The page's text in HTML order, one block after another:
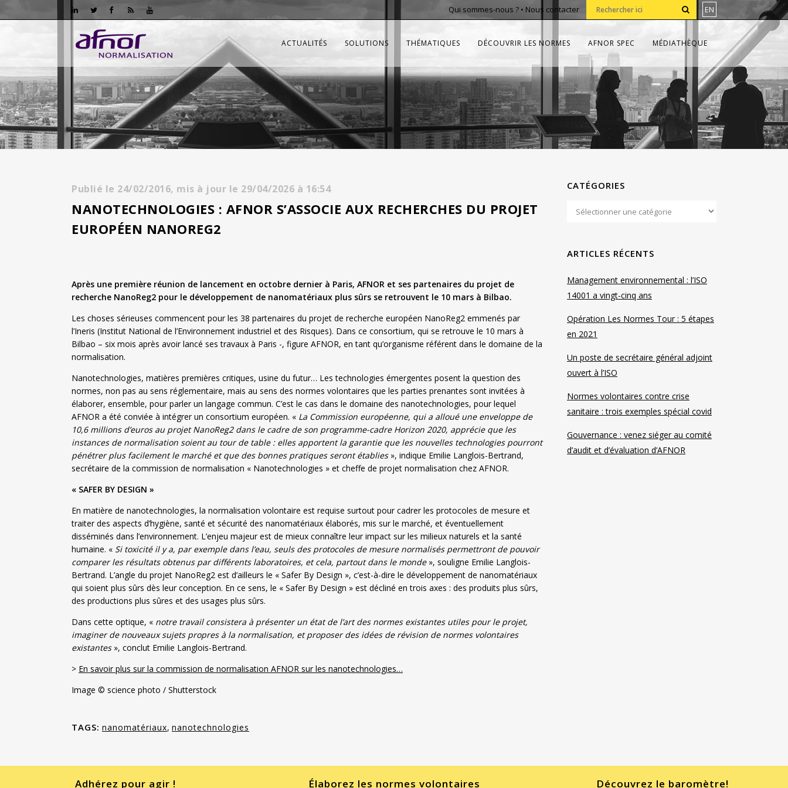
Qui sommes-nous ?• Nous contacter EN
ACTUALITÉS SOLUTIONS THÉMATIQUES DÉCOUVRIR LES NORMES AFNOR SPEC MÉDIATHÈQUE
Publié le 24/02/2016, mis à jour le 29/04/2026 à 16:54
NANOTECHNOLOGIES : AFNOR S’ASSOCIE AUX RECHERCHES DU PROJET
EUROPÉEN NANOREG2
Après une première réunion de lancement en octobre dernier à Paris, AFNOR et ses partenaires du projet de
recherche NanoReg2 pour le développement de nanomatériaux plus sûrs se retrouvent le 10 mars à Bilbao.
Les choses sérieuses commencent pour les 38 partenaires du projet de recherche européen NanoReg2 emmenés par
l’Ineris (Institut National de l’Environnement industriel et des Risques). Dans ce consortium, qui se retrouve le 10 mars à
Bilbao – six mois après avoir lancé ses travaux à Paris -, figure AFNOR, en tant qu’organisme référent dans le domaine de la
normalisation.
Nanotechnologies, matières premières critiques, usine du futur… Les technologies émergentes posent la question des
normes, non pas au sens réglementaire, mais au sens des normes volontaires que les parties prenantes sont invitées à
élaborer, ensemble, pour parler un langage commun. C’est le cas dans le domaine des nanotechnologies, pour lequel
AFNOR a été conviée à intégrer un consortium européen. « La Commission européenne, qui a alloué une enveloppe de
10,6 millions d’euros au projet NanoReg2 dans le cadre de son programme-cadre Horizon 2020, apprécie que les
instances de normalisation soient au tour de table : elles apportent la garantie que les nouvelles technologies pourront
pénétrer plus facilement le marché et que des bonnes pratiques seront établies», indique Emilie Langlois-Bertrand,
secrétaire de la commission de normalisation « Nanotechnologies » et cheffe de projet normalisation chez AFNOR.
« SAFER BY DESIGN »
En matière de nanotechnologies, la normalisation volontaire est requise surtout pour cadrer les protocoles de mesure et
traiter des aspects d’hygiène, santé et sécurité des nanomatériaux élaborés, mis sur le marché, et éventuellement
disséminés dans l’environnement. L’enjeu majeur est de mieux connaître leur impact sur les milieux naturels et la santé
humaine. « Si toxicité il y a, par exemple dans l’eau, seuls des protocoles de mesure normalisés permettront de pouvoir
comparer les résultats obtenus par différents laboratoires, et cela, partout dans le monde», souligne Emilie Langlois-
Bertrand. L’angle du projet NanoReg2 est d’ailleurs le « Safer By Design », c’est-à-dire le développement de nanomatériaux
qui soient plus sûrs dès leur conception. En ce sens, le « Safer By Design » est décliné en trois axes : des produits plus sûrs,
des productions plus sûres et des usages plus sûrs.
Dans cette optique, « notre travail consistera à présenter un état de l’art des normes existantes utiles pour le projet,
imaginer de nouveaux sujets propres à la normalisation, et proposer des idées de révision de normes volontaires
existantes », conclut Emilie Langlois-Bertrand.
> En savoir plus sur la commission de normalisation AFNOR sur les nanotechnologies…
Image © science photo / Shutterstock
TAGS: nanomatériaux, nanotechnologies
CATÉGORIES
ARTICLES RÉCENTS
Management environnemental : l’ISO
14001 a vingt-cinq ans
Opération Les Normes Tour : 5 étapes
en 2021
Un poste de secrétaire général adjoint
ouvert à l’ISO
Normes volontaires contre crise
sanitaire : trois exemples spécial covid
Gouvernance : venez siéger au comité
d’audit et d’évaluation d’AFNOR
Adhérez pour agir ! Élaborez les normes volontaires Découvrez le baromètre!